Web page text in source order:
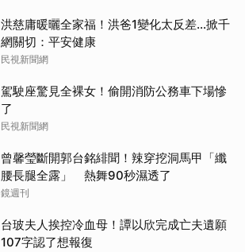
洪慈庸暖曬全家福！洪爸1變化太反差…掀千
網關切：平安健康
民視新聞網
駕駛座驚見全裸女！偷開消防公務車下場慘
了
民視新聞網
曾馨瑩斷開郭台銘緋聞！辣穿挖洞馬甲「纖
腰長腿全露」 熱舞90秒濕透了
鏡週刊
台玻夫人挨控冷血母！譚以欣完成亡夫遺願
107字認了想報復